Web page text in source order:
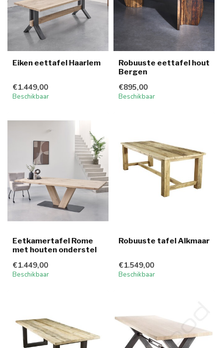
Eiken eettafel Haarlem
€1.449,00
Beschikbaar
Robuuste eettafel hout
Bergen
€895,00
Beschikbaar
Eetkamertafel Rome
met houten onderstel
€1.449,00
Beschikbaar
Robuuste tafel Alkmaar
€1.549,00
Beschikbaar